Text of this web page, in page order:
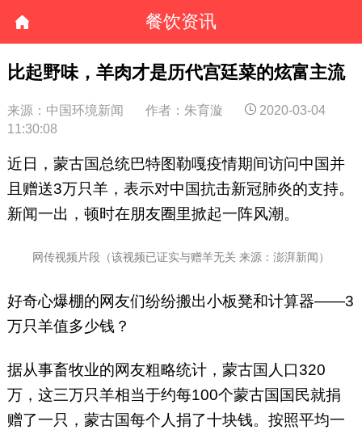
餐饮资讯
比起野味，羊肉才是历代宫廷菜的炫富主流
来源：中国环境新闻 作者：朱育漩
2020-03-04
11:30:08
近日，蒙古国总统巴特图勒嘎疫情期间访问中国并
且赠送3万只羊，表示对中国抗击新冠肺炎的支持。
新闻一出，顿时在朋友圈里掀起一阵风潮。
网传视频片段（该视频已证实与赠羊无关 来源：澎湃新闻）
好奇心爆棚的网友们纷纷搬出小板凳和计算器——3
万只羊值多少钱？
据从事畜牧业的网友粗略统计，蒙古国人口320
万，这三万只羊相当于约每100个蒙古国国民就捐
赠了一只，蒙古国每个人捐了十块钱。按照平均一